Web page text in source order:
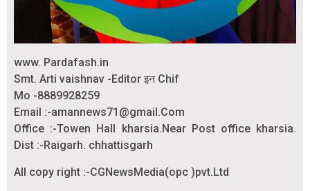
www. Pardafash.in
Smt. Arti vaishnav -Editor इन Chif
Mo -8889928259
Email :-amannews71@gmail.Com
Office :-Towen Hall kharsia.Near Post office kharsia.
Dist :-Raigarh. chhattisgarh
All copy right :-CGNewsMedia(opc )pvt.Ltd